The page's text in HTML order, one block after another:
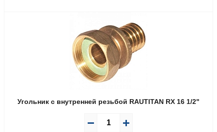
Угольник с внутренней резьбой RAUTITAN RX 16 1/2"